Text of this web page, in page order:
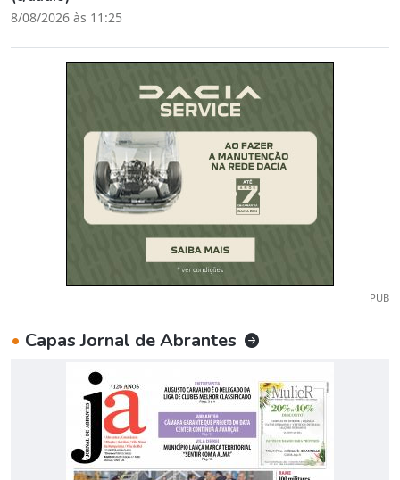
8/08/2026 às 11:25
PUB
• Capas Jornal de Abrantes